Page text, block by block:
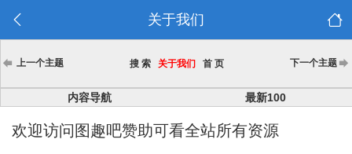
关于我们
上一个主题 搜 索 关于我们 首 页 下一个主题
内容导航 最新100
欢迎访问图趣吧赞助可看全站所有资源